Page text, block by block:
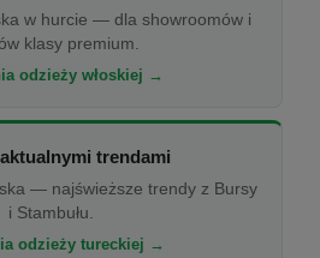
w hurcie — dla showroomów i
klasy premium.
odzieży włoskiej →
trendami
— najświeższe trendy z Bursy
i Stambułu.
odzieży tureckiej →